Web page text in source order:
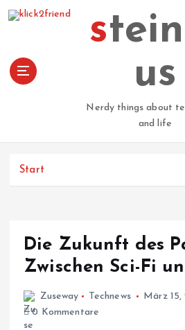
steinla
us
Nerdy things about
and life
Start
Die Zukunft des
Zwischen Sci-Fi
Zuseway Technews
März 15,
0 Kommentare